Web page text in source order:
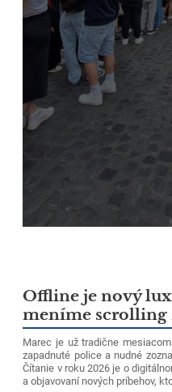
Offline je nový
meníme scrolling
Marec je už tradične
zapadnuté police a nudné
Čítanie v roku 2026 je o
a objavovaní nových príbehov,